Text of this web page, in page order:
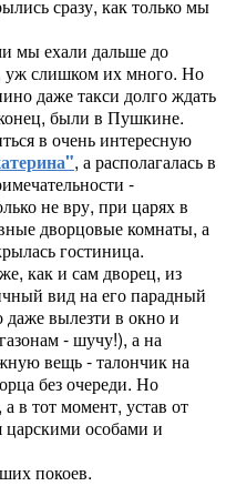
сразу, как только мы
мы ехали дальше до
уж слишком их много. Но
даже такси долго ждать
были в Пушкине.
в очень интересную
, а располагалась в
-
не вру, при царях в
дворцовые комнаты, а
гостиница.
как и сам дворец, из
вид на его парадный
вылезти в окно и
- шучу!), а на
вещь - талончик на
без очереди. Но
в тот момент, устав от
царскими особами и
покоев.